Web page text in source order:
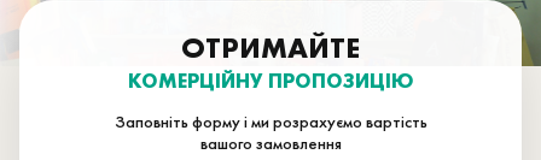
ОТРИМАЙТЕ
КОМЕРЦІЙНУ ПРОПОЗИЦІЮ
Заповніть форму і ми розрахуємо вартість
вашого замовлення